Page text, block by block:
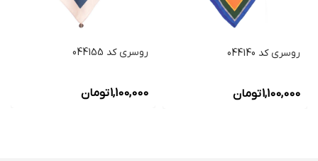
روسری کد 044140
1,100,000تومان
روسری کد 044155
1,100,000تومان